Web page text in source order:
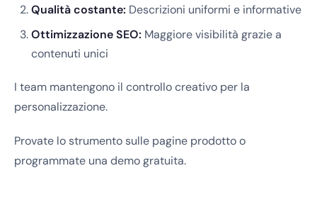
Qualità costante: Descrizioni uniformi e informative
Ottimizzazione SEO: Maggiore visibilità grazie a
contenuti unici
I team mantengono il controllo creativo per la
personalizzazione.
Provate lo strumento sulle pagine prodotto o
programmate una demo gratuita.